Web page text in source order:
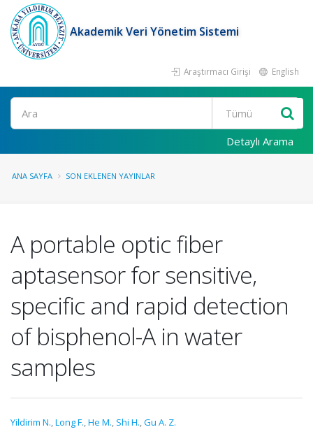
Akademik Veri Yönetim Sistemi
Araştırmacı Girişi English
Ara
Detaylı Arama
ANA SAYFA SON EKLENEN YAYINLAR
A portable optic fiber
aptasensor for sensitive,
specific and rapid detection
of bisphenol-A in water
samples
Yildirim N.,Long F.,He M., Shi H.,Gu A. Z.